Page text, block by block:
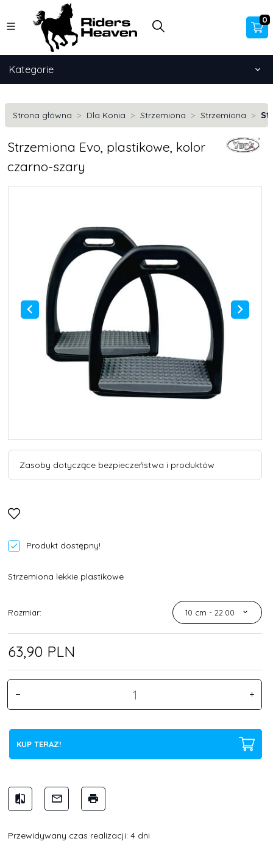
0
Kategorie
Strona główna Dla Konia Strzemiona Strzemiona
Strzemiona Evo, plastikowe, kolor
czarno-szary
Zasoby dotyczące bezpieczeństwa i produktów
Produkt dostępny!
Strzemiona lekkie plastikowe
Rozmiar: 10 cm - 22.00
63,90 PLN
KUP TERAZ!
Przewidywany czas realizacji: 4 dni